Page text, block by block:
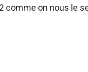
comme on nous le